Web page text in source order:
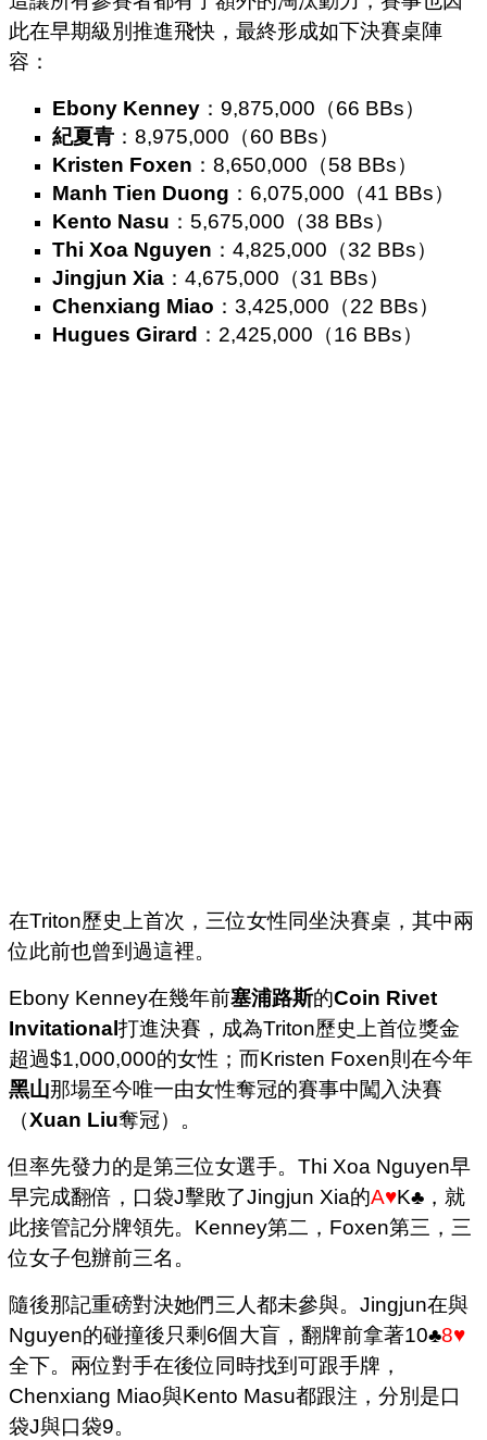
此在早期級別推進飛快，最終形成如下決賽桌陣
容：
Ebony Kenney ：9,875,000（66 BBs）
紀夏青 ：8,975,000（60 BBs）
Kristen Foxen ：8,650,000（58 BBs）
Manh Tien Duong ：6,075,000（41 BBs）
Kento Nasu ：5,675,000（38 BBs）
Thi Xoa Nguyen ：4,825,000（32 BBs）
Jingjun Xia ：4,675,000（31 BBs）
Chenxiang Miao ：3,425,000（22 BBs）
Hugues Girard ：2,425,000（16 BBs）
在Triton歷史上首次，三位女性同坐決賽桌，其中兩
位此前也曾到過這裡。
Ebony Kenney在幾年前塞浦路斯的Coin Rivet
Invitational 打進決賽，成為Triton歷史上首位獎金
超過$1,000,000的女性；而Kristen Foxen則在今年
黑山那場至今唯一由女性奪冠的賽事中闖入決賽
（Xuan Liu奪冠）。
但率先發力的是第三位女選手。Thi Xoa Nguyen早
早完成翻倍，口袋J擊敗了Jingjun Xia的A♥K♣，就
此接管記分牌領先。Kenney第二，Foxen第三，三
位女子包辦前三名。
隨後那記重磅對決她們三人都未參與。Jingjun在與
Nguyen的碰撞後只剩6個大盲，翻牌前拿著10♣8♥
全下。兩位對手在後位同時找到可跟手牌，
Chenxiang Miao與Kento Masu都跟注，分別是口
袋J與口袋9。